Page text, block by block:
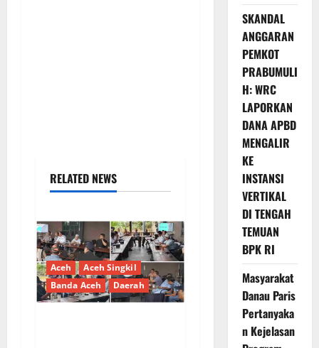
RELATED NEWS
Aceh
Aceh Singkil
Banda Aceh
Daerah
SKANDAL
ANGGARAN
PEMKOT
PRABUMULI
H: WRC
LAPORKAN
DANA APBD
MENGALIR
KE
INSTANSI
VERTIKAL
DI TENGAH
TEMUAN
BPK RI
Masyarakat
Danau Paris
Pertanyaka
n Kejelasan